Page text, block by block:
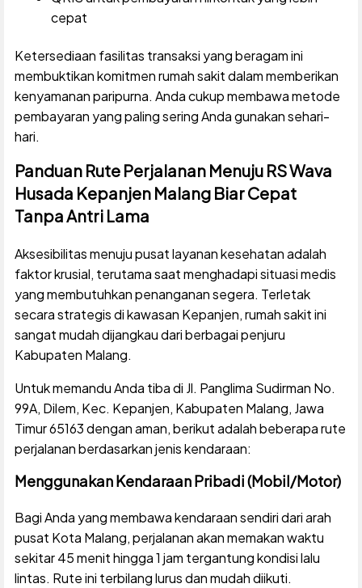
cepat
Ketersediaan fasilitas transaksi yang beragam ini
membuktikan komitmen rumah sakit dalam memberikan
kenyamanan paripurna. Anda cukup membawa metode
pembayaran yang paling sering Anda gunakan sehari-
hari.
Panduan Rute Perjalanan Menuju RS Wava
Husada Kepanjen Malang Biar Cepat
Tanpa Antri Lama
Aksesibilitas menuju pusat layanan kesehatan adalah
faktor krusial, terutama saat menghadapi situasi medis
yang membutuhkan penanganan segera. Terletak
secara strategis di kawasan Kepanjen, rumah sakit ini
sangat mudah dijangkau dari berbagai penjuru
Kabupaten Malang.
Untuk memandu Anda tiba di Jl. Panglima Sudirman No.
99A, Dilem, Kec. Kepanjen, Kabupaten Malang, Jawa
Timur 65163 dengan aman, berikut adalah beberapa rute
perjalanan berdasarkan jenis kendaraan:
Menggunakan Kendaraan Pribadi (Mobil/Motor)
Bagi Anda yang membawa kendaraan sendiri dari arah
pusat Kota Malang, perjalanan akan memakan waktu
sekitar 45 menit hingga 1 jam tergantung kondisi lalu
lintas. Rute ini terbilang lurus dan mudah diikuti.